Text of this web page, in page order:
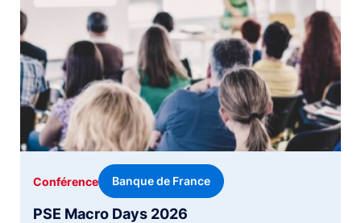
PSE Macro Days 2026
Conférence Banque de France